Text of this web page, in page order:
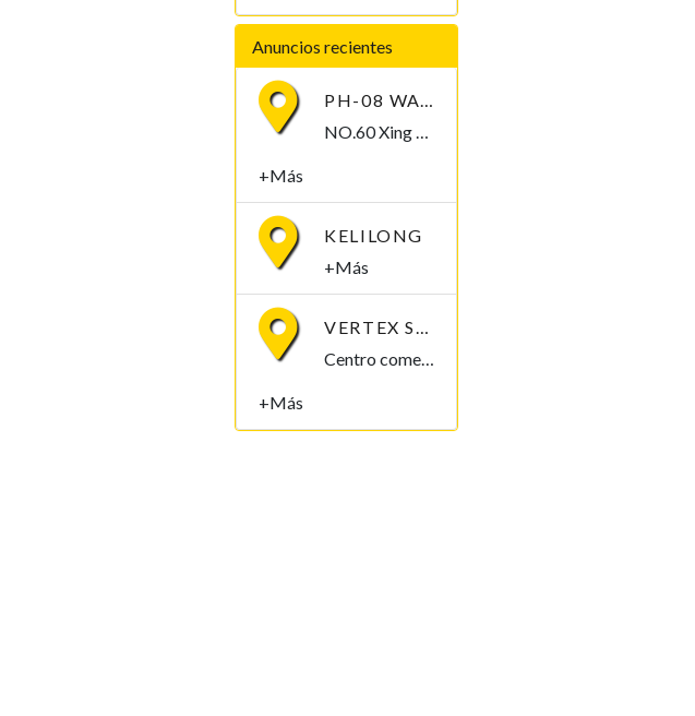
Anuncios recientes
PH-08 WATERPROOF PEN-TYPE SOIL PH METER
NO.60 Xing Ye Middle Road Fuan Fujian China , 355019,
+Más
KELILONG
+Más
VERTEX SOLUCIONES S.L.
Centro comercial Mbuña Bocamba, primera planta. Bata, Litoral , Guinea Ecuatorial
+Más